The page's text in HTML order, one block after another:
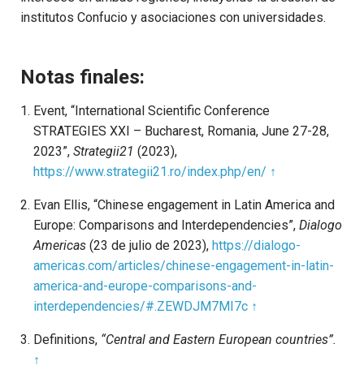
institutos Confucio y asociaciones con universidades.
Notas finales:
Event, “International Scientific Conference
STRATEGIES XXI – Bucharest, Romania, June 27-28,
2023”, Strategii21 (2023),
https://www.strategii21.ro/index.php/en/ ↑
Evan Ellis, “Chinese engagement in Latin America and
Europe: Comparisons and Interdependencies”, Dialogo
Americas (23 de julio de 2023), https://dialogo-
americas.com/articles/chinese-engagement-in-latin-
america-and-europe-comparisons-and-
interdependencies/#.ZEWDJM7MI7c ↑
Definitions, “Central and Eastern European countries”.
↑